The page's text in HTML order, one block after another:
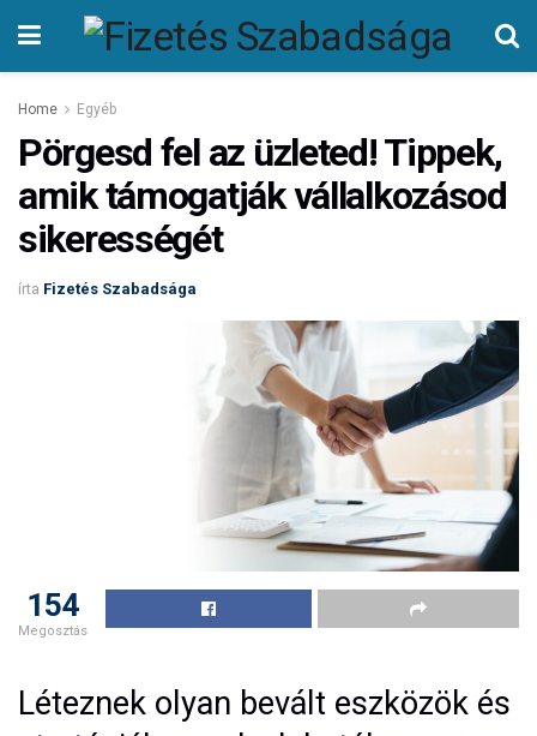
Home Egyéb
Pörgesd fel az üzleted! Tippek,
amik támogatják vállalkozásod
sikerességét
írta Fizetés Szabadsága
154
Megosztás
Léteznek olyan bevált eszközök és